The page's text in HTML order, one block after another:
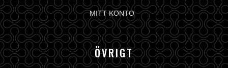
MITT KONTO
ÖVRIGT